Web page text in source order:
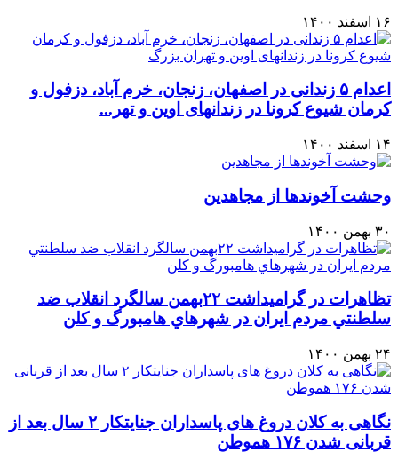
۱۶ اسفند ۱۴۰۰
اعدام ۵ زندانی در اصفهان، زنجان، خرم آباد، دزفول و
کرمان شیوع کرونا در زندانهای اوین و تهر...
۱۴ اسفند ۱۴۰۰
وحشت آخوندها از مجاهدین
۳۰ بهمن ۱۴۰۰
تظاهرات در گراميداشت ۲۲بهمن سالگرد انقلاب ضد
سلطنتي مردم ايران در شهرهاي هامبورگ و كلن
۲۴ بهمن ۱۴۰۰
نگاهی به کلان دروغ های پاسداران جنایتکار ۲ سال بعد از
قربانی شدن ۱۷۶ هموطن